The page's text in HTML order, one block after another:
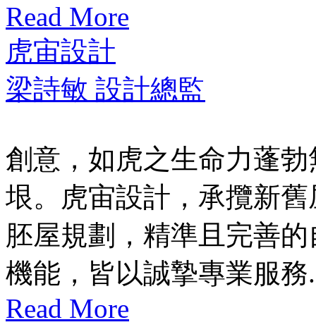
Read More
虎宙設計
梁詩敏 設計總監
創意，如虎之生命力蓬
垠。虎宙設計，承攬新
胚屋規劃，精準且完善
機能，皆以誠摯專業服務
Read More